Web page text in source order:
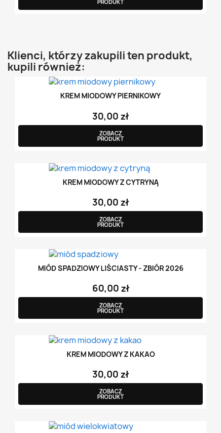
PRODUKT
Klienci, którzy zakupili ten produkt,
kupili również:
KREM MIODOWY PIERNIKOWY
30,00 zł
ZOBACZ
PRODUKT
KREM MIODOWY Z CYTRYNĄ
30,00 zł
ZOBACZ
PRODUKT
MIÓD SPADZIOWY LIŚCIASTY - ZBIÓR 2026
60,00 zł
ZOBACZ
PRODUKT
KREM MIODOWY Z KAKAO
30,00 zł
ZOBACZ
PRODUKT